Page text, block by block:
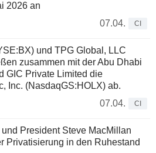
2026 an
07.04.
CI
und TPG Global, LLC
zusammen mit der Abu Dhabi
GIC Private Limited die
Inc. (NasdaqGS:HOLX) ab.
07.04.
CI
President Steve MacMillan
Privatisierung in den Ruhestand